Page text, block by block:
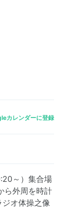
カレンダーに登録
～）集合場
ら外周を時計
オ体操之像